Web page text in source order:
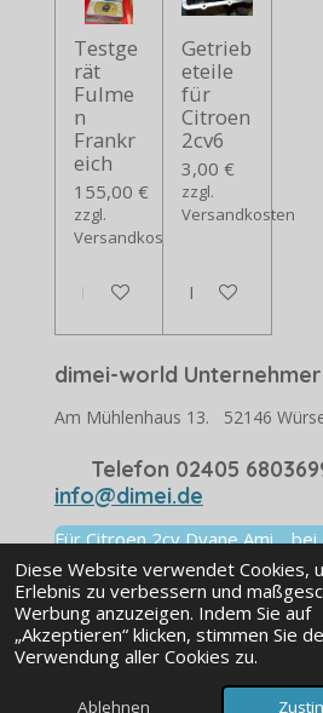
Diese Website verwendet Cookies,
Erlebnis zu verbessern und
Werbung anzuzeigen. Indem Sie auf
„Akzeptieren“ klicken, stimmen Sie
Verwendung aller Cookies zu.
Ablehnen
Testge
rät
Fulme
n
Frankr
eich
155,00 €
zzgl.
Versandkosten
In den Warenkorb
Getrieb
eteile
für
Citroen
2cv6
3,00 €
zzgl.
Versandkosten
In den
dimei-world
Am Mühlenhaus 13. 52146
Telefon 02405
info@dimei.de
Für Citroen 2cv Dyane Ami.
Viele Ersatzteile
© 2025 dimei-world.store